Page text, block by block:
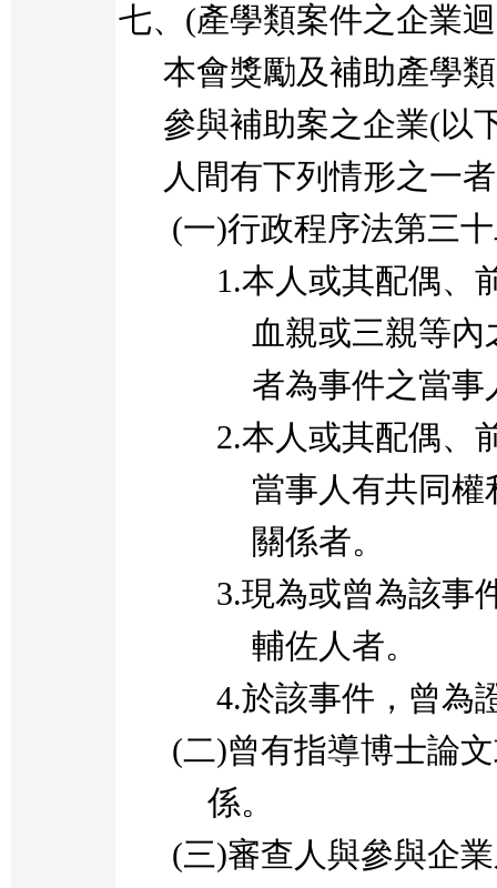
七、 (產學類案件之企業
本會獎勵及補助產學
參與補助案之企業(以
人間有下列情形之一
(一)行政程序法第三
1.本人或其配偶、
血親或三親等
者為事件之當事
2.本人或其配偶、
當事人有共同
關係者。
3.現為或曾為該事
輔佐人者。
4.於該事件，曾為
(二)曾有指導博士論
係。
(三)審查人與參與企